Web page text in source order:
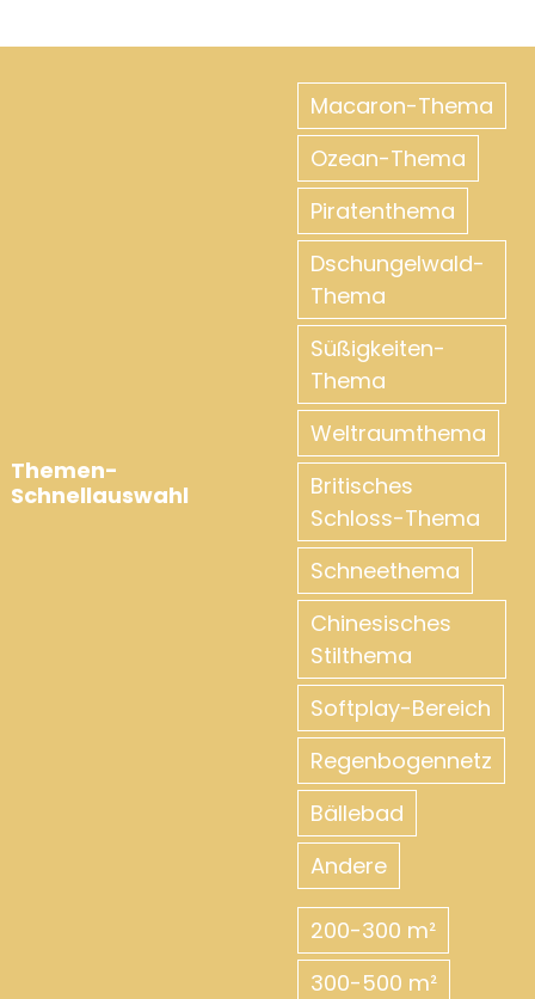
Themen-
Schnellauswahl
Macaron-Thema
Ozean-Thema
Piratenthema
Dschungelwald-
Thema
Süßigkeiten-
Thema
Weltraumthema
Britisches
Schloss-Thema
Schneethema
Chinesisches
Stilthema
Softplay-Bereich
Regenbogennetz
Bällebad
Andere
200-300 m²
300-500 m²